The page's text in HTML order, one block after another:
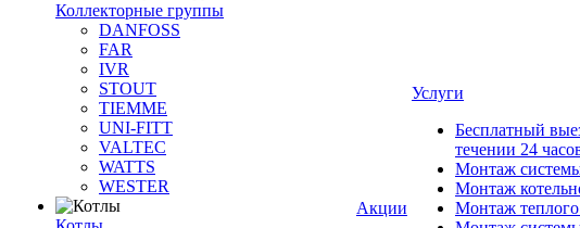
Коллекторные группы
DANFOSS
FAR
IVR
STOUT
TIEMME
UNI-FITT
VALTEC
WATTS
WESTER
Акции
Услуги
Бесплатный
течении 24
Монтаж
Монтаж
Монтаж